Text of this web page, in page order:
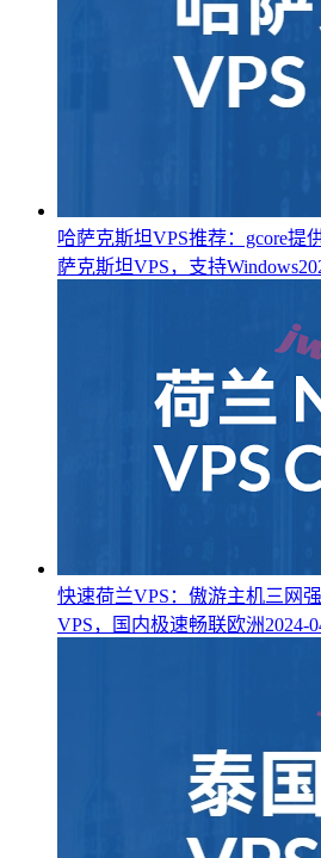
哈萨克斯坦VPS推荐：gcore提
萨克斯坦VPS，支持Windows
快速荷兰VPS：傲游主机三网
VPS，国内极速畅联欧洲2024-